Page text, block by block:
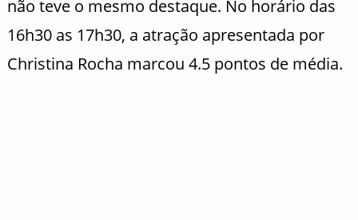
não teve o mesmo destaque. No horário das
16h30 as 17h30, a atração apresentada por
Christina Rocha marcou 4.5 pontos de média.